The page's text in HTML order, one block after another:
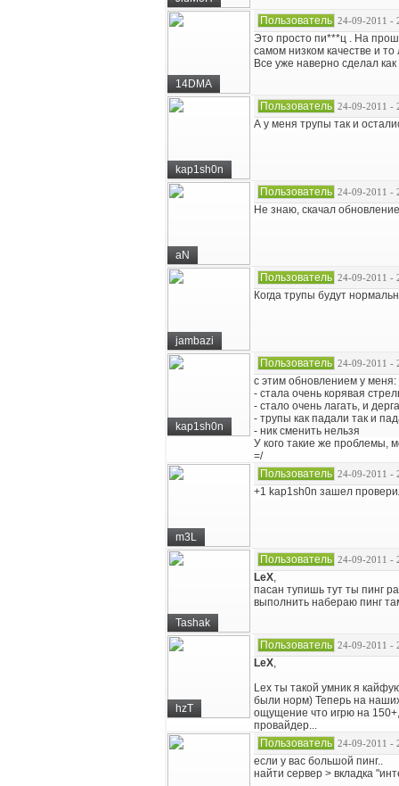
14DMA
Пользователь 24-09-2011 -
Это просто пи***ц . На
самом низком качестве и то
Все уже наверно сделал
kap1sh0n
Пользователь 24-09-2011 -
А у меня трупы так и
aN
Пользователь 24-09-2011 -
Не знаю, скачал
jambazi
Пользователь 24-09-2011 -
Когда трупы будут
kap1sh0n
Пользователь 24-09-2011 -
с этим обновлением у меня:
- стала очень корявая
- стало очень лагать, и
- трупы как падали так и
- ник сменить нельзя
У кого такие же проблемы,
=/
m3L
Пользователь 24-09-2011 -
+1 kap1sh0n зашел
Tashak
Пользователь 24-09-2011 -
LeX,
пасан тупишь тут ты пинг
выполнить набераю пинг
hzT
Пользователь 24-09-2011 -
LeX,
Lex ты такой умник я
были норм) Теперь на
ощущение что игрю на
провайдер...
Пользователь 24-09-2011 -
если у вас большой пинг..
найти сервер > вкладка